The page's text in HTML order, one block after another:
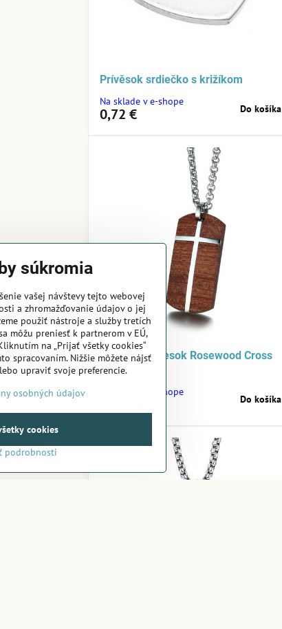
Prívěsok srdiečko s križíkom
Na sklade v e-shope
0,72 € Do košíka
Miranda Prívesok Rosewood Cross
PN-879
Na sklade v e-shope
Do košíka
súkromia
vašej návštevy tejto webovej
a zhromažďovanie údajov o jej
použiť nástroje a služby tretích
môžu preniesť k partnerom v EÚ,
na „Prijať všetky cookies“
spracovaním. Nižšie môžete nájsť
upraviť svoje preferencie.
osobných údajov
podrobnosti
cookies